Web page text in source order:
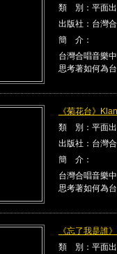
類 別：平面
出版社：台灣
簡 介：
台灣合唱音樂
思考著如何為
《菊花台》
類 別：平面
出版社：台灣
簡 介：
台灣合唱音樂
思考著如何為
《忘了我是誰
類 別：平面